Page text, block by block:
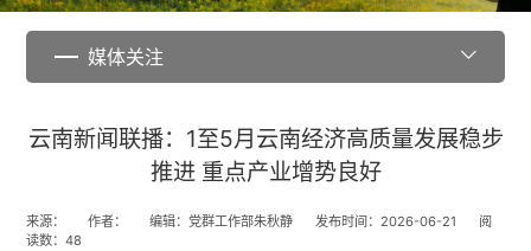
媒体关注
云南新闻联播：1至5月云南经济高质量发展稳步
推进 重点产业增势良好
来源： 作者： 编辑：党群工作部朱秋静 发布时间：2026-06-21
阅
读数：48